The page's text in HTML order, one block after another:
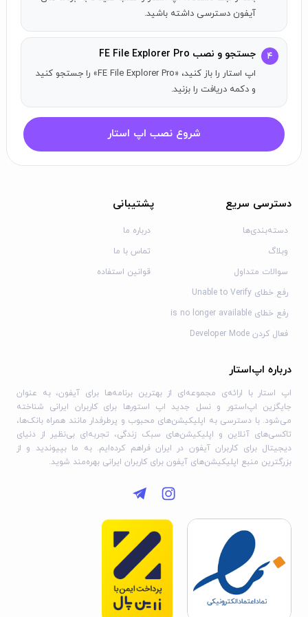
سرور FTP و HTTP داخلی.
انتقال فایل:
فایل‌ها را میان سرورها، فضای ذخیره‌سازی ابری، آیفون و آیپد
کپی کنید. انتقال فایل‌ها با کشیدن و رها کردن. انتقال فایل
نزدیک، بدون نیاز به اتصال Wi-Fi یا LTE.
آیفون دسترسی داشته باشید.
۴ جستجو و نصب FE File Explorer Pro
اپ استار را باز کنید، «FE File Explorer Pro» را جستجو کنید
و دکمه دریافت را بزنید.
شروع نصب اپ استار
دسترسی سریع
دسته‌بندی‌ها
وبلاگ
سوالات متداول
رفع خطای Unable to Verify
رفع خطای is no longer available
فعال کردن Developer Mode
پشتیبانی
درباره ما
تماس با ما
قوانین استفاده
درباره اپ‌استار
اپ استار با ارائه‌ی مجموعه‌ای از بهترین برنامه‌ها برای آیفون، به عنوان
جایگزین اپ‌استور و نسل جدید اپ استورها برای کاربران ایرانی شناخته
می‌شود. با دسترسی به اپلیکیشن‌های محبوب و پرطرفدار مانند همراه بانک‌ها،
تاکسی‌های آنلاین و اپلیکیشن‌های سبک زندگی، تجربه‌ای بی‌نظیر از دنیای
دیجیتال برای کاربران آیفون در ایران فراهم کرده‌ایم. به ما بپیوندید و از
بزرگترین منبع اپلیکیشن‌های آیفون برای کاربران ایرانی بهره‌مند شوید.